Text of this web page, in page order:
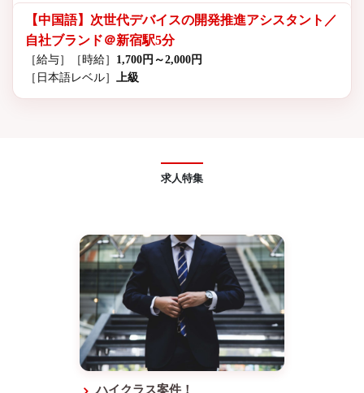
【中国語】次世代デバイスの開発推進アシスタント／
自社ブランド＠新宿駅5分
［給与］ ［時給］ 1,700円～2,000円
［日本語レベル］ 上級
求人特集
ハイクラス案件！